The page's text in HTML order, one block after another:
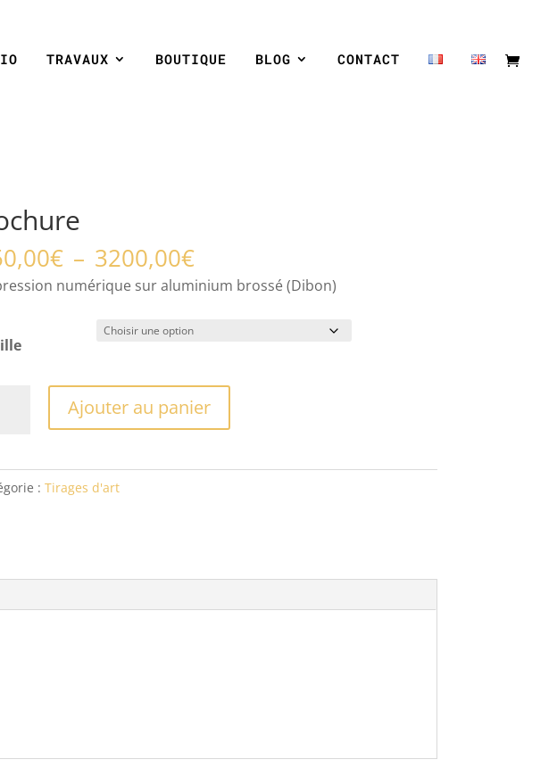
TRAVAUX BOUTIQUE BLOG CONTACT
€ – 3200,00€Plage
de
550,00€
3200,00€
numérique sur aluminium brossé (Dibon)
Ajouter au panier
: Tirages d'art